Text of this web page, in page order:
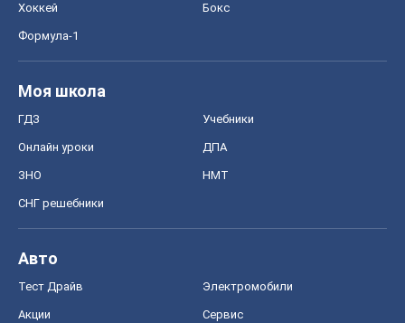
Хоккей Бокс
Формула-1
Моя школа
ГДЗ Учебники
Онлайн уроки ДПА
ЗНО НМТ
СНГ решебники
Авто
Тест Драйв Электромобили
Акции Сервис